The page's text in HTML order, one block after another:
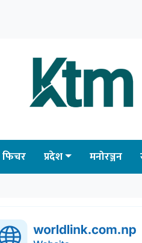
फिचर प्रदेश मनोरञ्जन